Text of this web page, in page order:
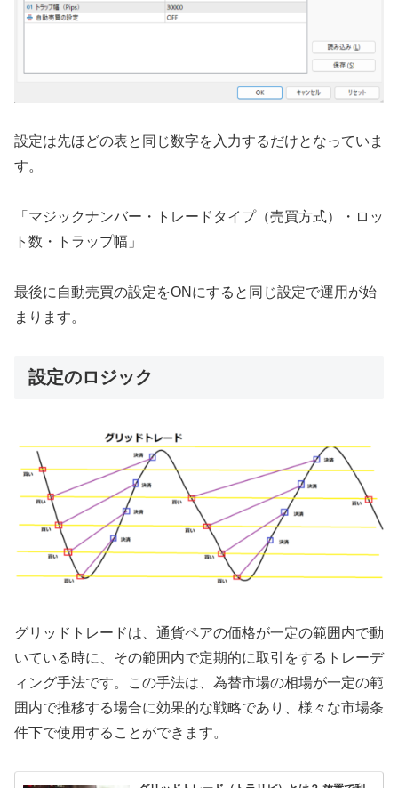
設定は先ほどの表と同じ数字を入力するだけとなっていま
す。
「マジックナンバー・トレードタイプ（売買方式）・ロッ
ト数・トラップ幅」
最後に自動売買の設定をONにすると同じ設定で運用が始
まります。
設定のロジック
グリッドトレードは、通貨ペアの価格が一定の範囲内で動
いている時に、その範囲内で定期的に取引をするトレーデ
ィング手法です。この手法は、為替市場の相場が一定の範
囲内で推移する場合に効果的な戦略であり、様々な市場条
件下で使用することができます。